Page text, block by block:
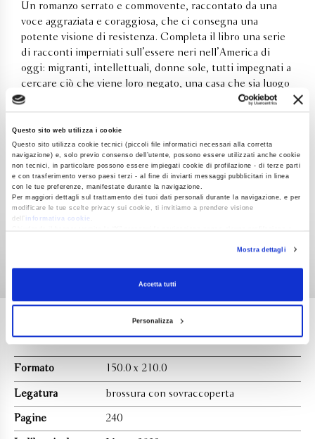
Questo sito web utilizza i cookie
Questo sito utilizza cookie tecnici (piccoli file informatici necessari alla corretta
navigazione) e, solo previo consenso dell’utente, possono essere utilizzati anche cookie
non tecnici, in particolare possono essere impiegati cookie di profilazione - di terze parti
e con trasferimento verso paesi terzi - al fine di inviarti messaggi pubblicitari in linea
con le tue preferenze, manifestate durante la navigazione.
Per maggiori dettagli sul trattamento dei tuoi dati personali durante la navigazione, e per
modificare le tue scelte privacy sui cookie, ti invitiamo a prendere visione
dell’
informativa cookie
RevocaMostra dettagli
Accetta tutti
Personalizza
Un romanzo serrato e commovente, raccontato da una
voce aggraziata e coraggiosa, che ci consegna una
potente visione di resistenza. Completa il libro una serie
di racconti imperniati sull’essere neri nell’America di
oggi: migranti, intellettuali, donne sole, tutti impegnati a
cercare ciò che viene loro negato, una casa che sia luogo
fisico e luogo dell’anima.
Blackout e tempeste scuotono gli Stati Uniti in un futuro
Charlottesville è preso d’assedio da una banda di
comunità di famiglie e amici più qualche estraneo fugge
presidente degli Stati Uniti, considerato uno dei padri della
nazione, autore della Dichiarazione d’indipendenza, pur
imbevuto di idee illuministe e progressiste non prese mai
posizione contro lo schiavismo, ebbe schiavi nella sua tenuta
e da una di loro, Sally Hemings, sorellastra della moglie,
ebbe dei figli. Da’Naisha Love, la giovane che prende in
qualche modo la guida del manipolo di fuggiaschi, è una
discendente di Sally, e dunque di Jefferson. Ed è come se in
Formato 150.0 x 210.0
Legatura brossura con sovraccoperta
Pagine 240